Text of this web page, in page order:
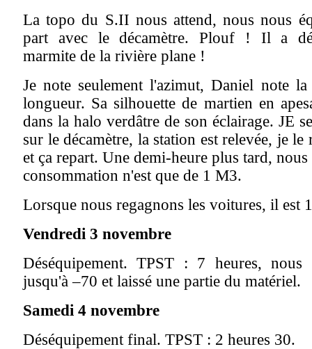
La topo du S.II nous attend, nous nous
part avec le décamètre. Plouf ! Il a
marmite de la rivière plane !
Je note seulement l'azimut, Daniel note
longueur. Sa silhouette de martien en
dans la halo verdâtre de son éclairage. JE
sur le décamètre, la station est relevée, je
et ça repart. Une demi-heure plus tard,
consommation n'est que de 1 M3.
Lorsque nous regagnons les voitures, il est
Vendredi 3 novembre
Déséquipement. TPST : 7 heures, nous
jusqu'à –70 et laissé une partie du matériel.
Samedi 4 novembre
Déséquipement final. TPST : 2 heures 30.